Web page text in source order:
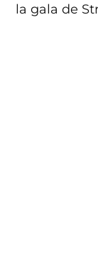
la gala de